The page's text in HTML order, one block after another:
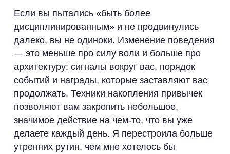
Если вы пытались «быть более
дисциплинированным» и не продвинулись
далеко, вы не одиноки. Изменение поведения
— это меньше про силу воли и больше про
архитектуру: сигналы вокруг вас, порядок
событий и награды, которые заставляют вас
продолжать. Техники накопления привычек
позволяют вам закрепить небольшое,
значимое действие на чем-то, что вы уже
делаете каждый день. Я перестроила больше
утренних рутин, чем мне хотелось бы